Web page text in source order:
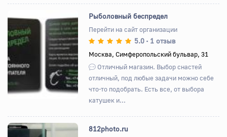
Вперед
Рыболовный беспредел
Перейти на сайт организации
5.0 • 1 отзыв
Москва, Симферопольский бульвар, 31
Отличный магазин. Выбор снастей
отличный, под любые задачи можно себе
что-то подобрать. Есть все, от выбора
катушек и...
812photo.ru